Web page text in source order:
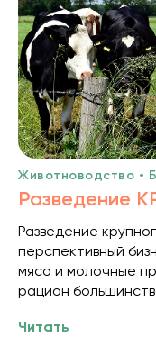
Животноводство •
Разведение
Разведение
перспективный
мясо и молочные
рацион
Читать